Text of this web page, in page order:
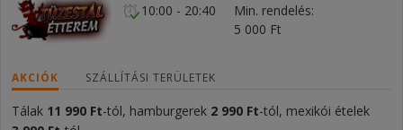
10:00 - 20:40
Min. rendelés
5 000 Ft
AKCIÓK SZÁLLÍTÁSI TERÜLETEK
Tálak 11 990 Ft-tól, hamburgerek 2 990 Ft-tól, mexikói ételek